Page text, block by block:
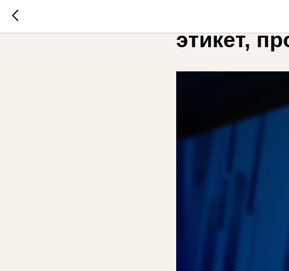
Как
этикет,